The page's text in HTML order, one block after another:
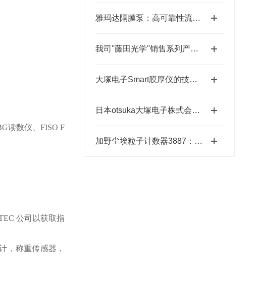
雅玛达隔膜泵：高可靠性流体输送的工业优选
我司''藤田光学''销售系列产品成为日本MUSASHI武蔵新的代理店
大塚电子Smart膜厚仪的技术特点与应用优势
日本otsuka大塚电子株式会社【NEW】新品光波动场三次元显微镜MINUK
加野尘埃粒子计数器3887：洁净环境中的“微观哨兵”与洁净度“审计官”
读数仪、FISO F
公司以获取指
，称重传感器，